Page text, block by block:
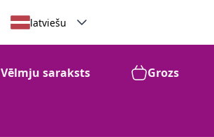
latviešu
Vēlmju saraksts Grozs